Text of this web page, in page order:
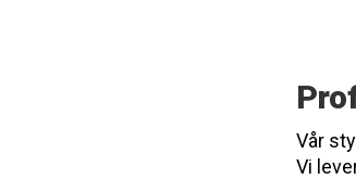
Vår
Vi